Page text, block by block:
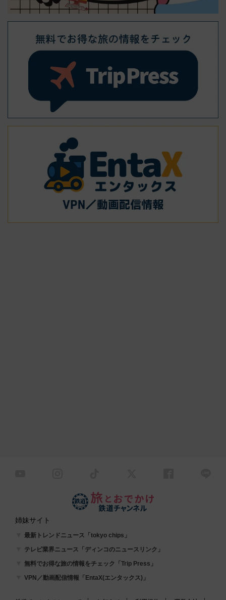
姉妹サイト
最新トレンドニュース「tokyo chips」
テレビ業界ニュース「ディンコのニュースリンク」
無料でお得な旅の情報をチェック「Trip Press」
VPN／動画配信情報「EntaX(エンタックス)」